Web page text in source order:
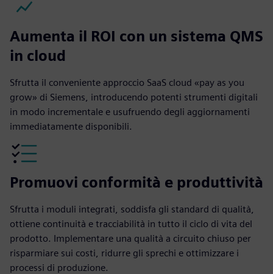
Aumenta il ROI con un sistema QMS
in cloud
Sfrutta il conveniente approccio SaaS cloud «pay as you
grow» di Siemens, introducendo potenti strumenti digitali
in modo incrementale e usufruendo degli aggiornamenti
immediatamente disponibili.
Promuovi conformità e produttività
Sfrutta i moduli integrati, soddisfa gli standard di qualità,
ottiene continuità e tracciabilità in tutto il ciclo di vita del
prodotto. Implementare una qualità a circuito chiuso per
risparmiare sui costi, ridurre gli sprechi e ottimizzare i
processi di produzione.